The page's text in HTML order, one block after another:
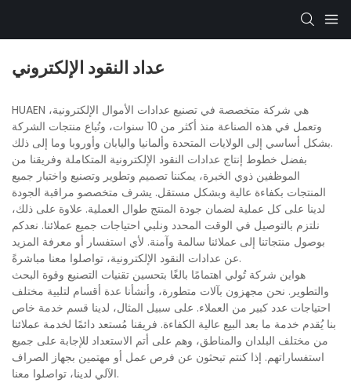
عداد النقود الإلكتروني
HUAEN هي شركة متخصصة في تصنيع عدادات الأموال الإلكترونية،
وتعمل في هذه الصناعة منذ أكثر من 10 سنوات، وتُباع منتجات الشركة
بشكل أساسي إلى الولايات المتحدة وألمانيا واليابان وأوروبا وما إلى ذلك.
بفضل خطوط إنتاج عدادات النقود الإلكترونية المتكاملة وفريقنا من
الموظفين ذوي الخبرة، يمكننا تصميم وتطوير وتصنيع واختبار جميع
المنتجات بكفاءة عالية وبشكل مستقل. يشرف متخصصو مراقبة الجودة
لدينا على كل عملية لضمان جودة المنتج طوال العملية. علاوة على ذلك،
نلتزم بالتوصيل في الوقت المحدد ونلبي احتياجات جميع عملائنا. نعدكم
بوصول منتجاتنا إلى عملائنا سالمة وآمنة. لأي استفسار أو معرفة المزيد
عن عدادات النقود الإلكترونية، تواصلوا معنا مباشرةً.
هواين شركة تُولي اهتمامًا بالغًا بتحسين تقنيات التصنيع وقوة البحث
والتطوير. نحن مجهزون بآلات متطورة، وأنشأنا عدة أقسام لتلبية مختلف
احتياجات عدد كبير من العملاء. على سبيل المثال، لدينا قسم خدمة خاص
بنا يُقدم خدمة ما بعد البيع عالية الكفاءة. فريقنا مُستعد دائمًا لخدمة عملائنا
من مختلف البلدان والمناطق، وهم على أتم الاستعداد للإجابة على جميع
استفساراتهم. إذا كنتم تبحثون عن فرص عمل أو مهتمين بجهاز الصراف
الآلي لدينا، تواصلوا معنا.